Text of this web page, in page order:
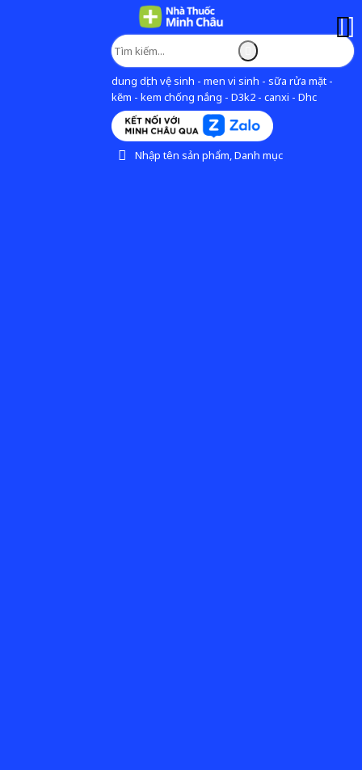
dung dịch vệ sinh - men vi sinh - sữa rửa mặt -
kẽm - kem chống nắng - D3k2 - canxi - Dhc
Nhập tên sản phẩm, Danh mục